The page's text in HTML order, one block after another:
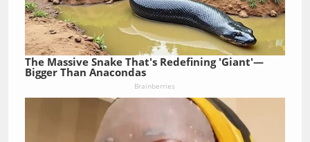
The Massive Snake That's Redefining 'Giant'—
Bigger Than Anacondas
Brainberries